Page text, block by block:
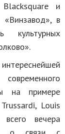
и
в
культурных
на примере
Louis
вечера